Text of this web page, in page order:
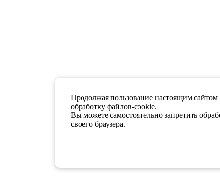
Продолжая пользование настоящим
обработку файлов-cookie.
Вы можете самостоятельно запретить
своего браузера.